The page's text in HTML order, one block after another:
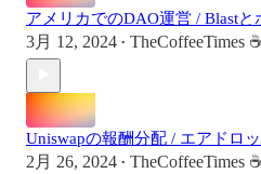
アメリカでのDAO運営 / Blastと
3月 12, 2024 • TheCoffeeTimes
Uniswapの報酬分配 / エアドロ
2月 26, 2024 • TheCoffeeTimes